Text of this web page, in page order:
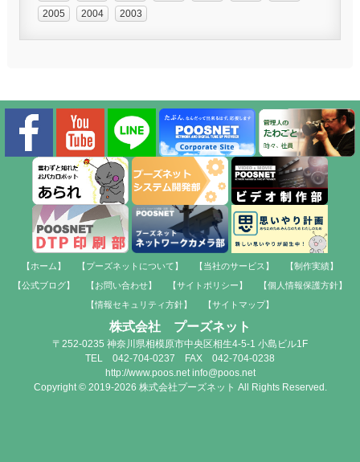
2005
2004 2003
【ホーム】 【プーズネットについて】 【当社のサービス】
【制作実績】
【公式ブログ】
【お問い合わせ】 【サイトポリシー】
【個人情報保護方針】
【情報セキュリティ方針】
【サイトマップ】
株式会社 プーズネット
〒252-0235 神奈川県相模原市中央区相生4-5-1 小島ビル1F
TEL 042-704-0237 FAX 042-704-0238
http://www.poos.net info@poos.net
Copyright © 2019-2026 株式会社プーズネット All Rights Reserved.